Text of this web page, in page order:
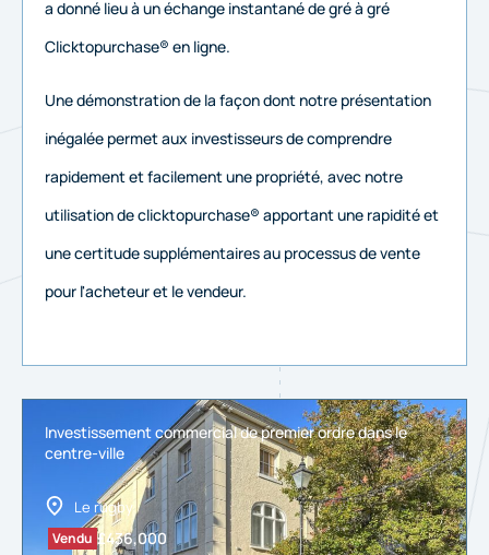
a donné lieu à un échange instantané de gré à gré
Clicktopurchase® en ligne.
Une démonstration de la façon dont notre présentation
inégalée permet aux investisseurs de comprendre
rapidement et facilement une propriété, avec notre
utilisation de clicktopurchase® apportant une rapidité et
une certitude supplémentaires au processus de vente
pour l'acheteur et le vendeur.
Investissement commercial de premier ordre dans le
centre-ville
Le rugby
Vendu £436,000